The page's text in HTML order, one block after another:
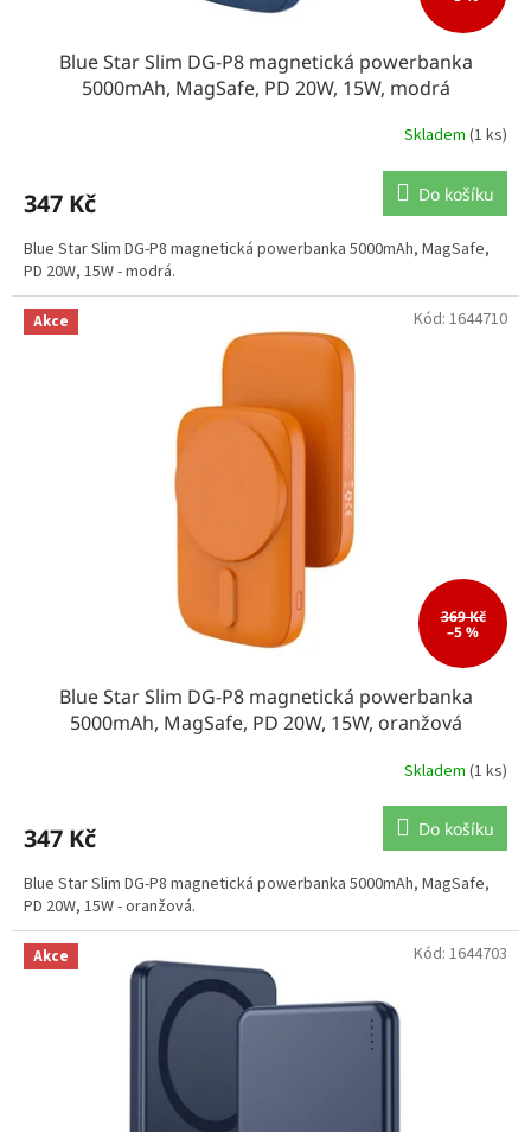
Blue Star Slim DG-P8 magnetická powerbanka
5000mAh, MagSafe, PD 20W, 15W, modrá
Skladem (1 ks)
347 Kč Do košíku
Blue Star Slim DG-P8 magnetická powerbanka 5000mAh, MagSafe,
PD 20W, 15W - modrá.
Akce
369 Kč
–5 %
Blue Star Slim DG-P8 magnetická powerbanka
5000mAh, MagSafe, PD 20W, 15W, oranžová
Skladem (1 ks)
347 Kč Do košíku
Blue Star Slim DG-P8 magnetická powerbanka 5000mAh, MagSafe,
PD 20W, 15W - oranžová.
Kód: 1644710
Akce Kód: 1644703